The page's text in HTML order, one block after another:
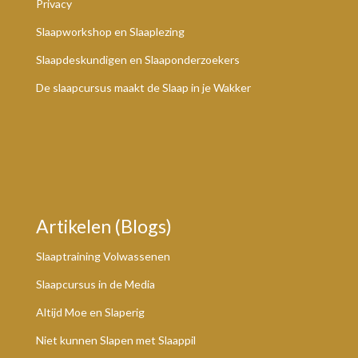
Privacy
Slaapworkshop en Slaaplezing
Slaapdeskundigen en Slaaponderzoekers
De slaapcursus maakt de Slaap in je Wakker
Artikelen (Blogs)
Slaaptraining Volwassenen
Slaapcursus in de Media
Altijd Moe en Slaperig
Niet kunnen Slapen met Slaappil